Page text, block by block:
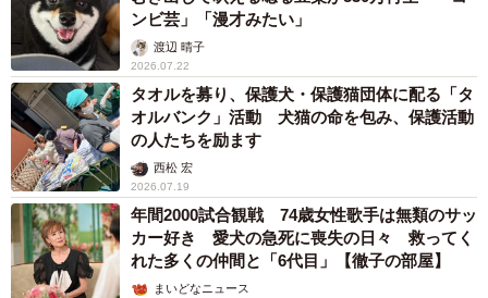
ンビ芸」「漫才みたい」
渡辺 晴子
2026.07.22
タオルを募り、保護犬・保護猫団体に配る「タ
オルバンク」活動 犬猫の命を包み、保護活動
の人たちを励ます
西松 宏
2026.07.19
年間2000試合観戦 74歳女性歌手は無類のサッ
カー好き 愛犬の急死に喪失の日々 救ってく
れた多くの仲間と「6代目」【徹子の部屋】
まいどなニュース